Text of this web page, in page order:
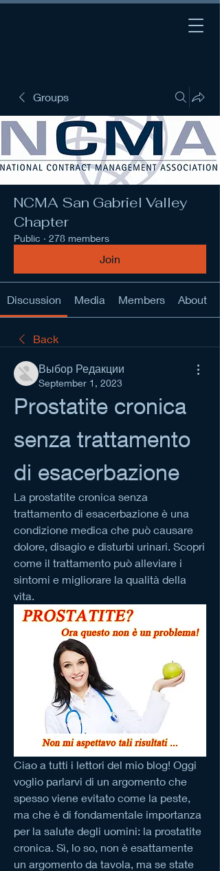
Groups
NCMA San Gabriel Valley
Chapter
Public · 278 members
Join
Discussion Media Members About
Back
Выбор Редакции
September 1, 2023
Prostatite cronica
senza trattamento
di esacerbazione
La prostatite cronica senza
trattamento di esacerbazione è una
condizione medica che può causare
dolore, disagio e disturbi urinari. Scopri
come il trattamento può alleviare i
sintomi e migliorare la qualità della
vita.
Ciao a tutti i lettori del mio blog! Oggi
voglio parlarvi di un argomento che
spesso viene evitato come la peste,
ma che è di fondamentale importanza
per la salute degli uomini: la prostatite
cronica. Sì, lo so, non è esattamente
un argomento da tavola, ma se state